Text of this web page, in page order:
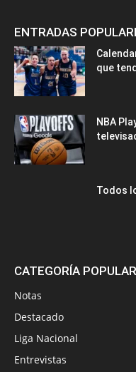
ENTRADAS
que
NBA
Todos
CATEGORÍA POPULAR
Notas
Destacado
Liga Nacional
Entrevistas